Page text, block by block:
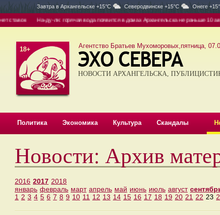
Завтра в Архангельске +15°C Северодвинске +15°C Онеге
На-ду-ли: горячая вода появится в домах Архангельска не раньше 10 августа
18+ Агентство Братьев Мухоморовых,пятница,
НОВОСТИ АРХАНГЕЛЬСКА,
Политика Экономика Культура Скандалы
Новости: Архив
2016 2017 2018
январь февраль март апрель май июнь июль август
1 2 3 4 5 6 7 8 9 10 11 12 13 14 15 16 17 18 19 20 21 22 23